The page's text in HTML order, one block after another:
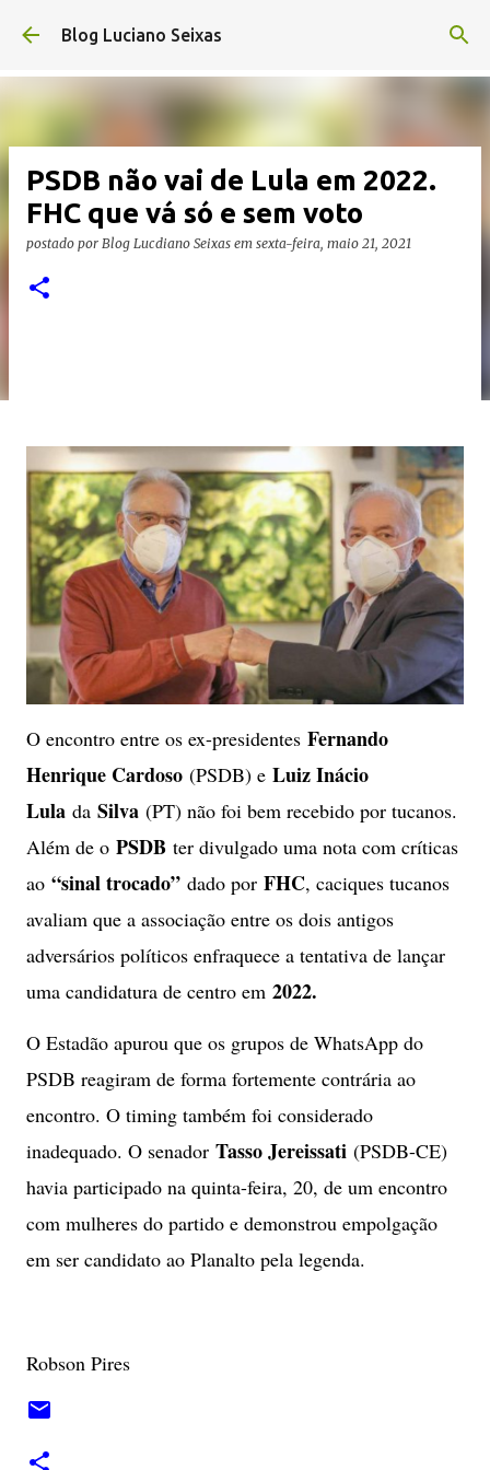
Pular para o conteúdo principal
Blog Luciano Seixas
PSDB não vai de Lula em 2022.
FHC que vá só e sem voto
postado por Blog Lucdiano Seixas em sexta-feira, maio 21, 2021
O encontro entre os ex-presidentes Fernando
Henrique Cardoso (PSDB) e Luiz Inácio
Lula da Silva (PT) não foi bem recebido por tucanos.
Além de o PSDB ter divulgado uma nota com críticas
ao “sinal trocado” dado por FHC, caciques tucanos
avaliam que a associação entre os dois antigos
adversários políticos enfraquece a tentativa de lançar
uma candidatura de centro em 2022.
O Estadão apurou que os grupos de WhatsApp do
PSDB reagiram de forma fortemente contrária ao
encontro. O timing também foi considerado
inadequado. O senador Tasso Jereissati (PSDB-CE)
havia participado na quinta-feira, 20, de um encontro
com mulheres do partido e demonstrou empolgação
em ser candidato ao Planalto pela legenda.
Robson Pires